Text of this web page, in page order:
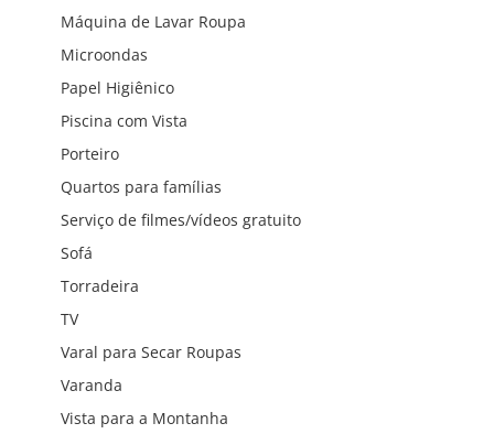
Máquina de Lavar Roupa
Microondas
Papel Higiênico
Piscina com Vista
Porteiro
Quartos para famílias
Serviço de filmes/vídeos gratuito
Sofá
Torradeira
TV
Varal para Secar Roupas
Varanda
Vista para a Montanha